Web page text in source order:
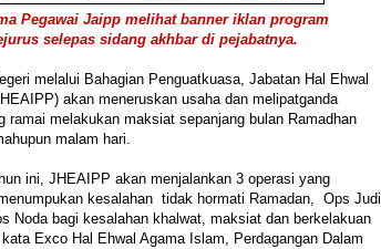
Pegawai Jaipp melihat banner iklan program
selepas sidang akhbar di pejabatnya.
melalui Bahagian Penguatkuasa, Jabatan Hal Ehwal
akan meneruskan usaha dan melipatganda
ramai melakukan maksiat sepanjang bulan Ramadhan
malam hari.
ini, JHEAIPP akan menjalankan 3 operasi yang
kesalahan tidak hormati Ramadan, Ops Judi
Noda bagi kesalahan khalwat, maksiat dan berkelakuan
Exco Hal Ehwal Agama Islam, Perdagangan Dalam